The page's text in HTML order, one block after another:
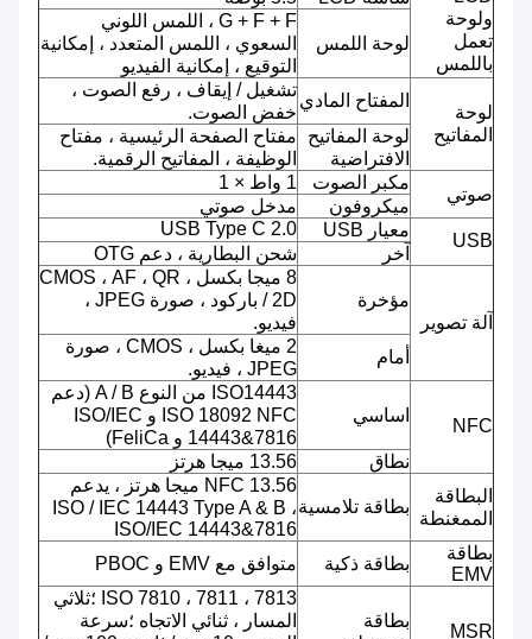
ولوحة
تعمل
باللمس
لوحة اللمس
G + F + F ، اللمس اللوني
السعوي ، اللمس المتعدد ، إمكانية
التوقيع ، إمكانية الفيديو
لوحة
المفاتيح
المفتاح المادي
تشغيل / إيقاف ، رفع الصوت ،
خفض الصوت.
لوحة المفاتيح
الافتراضية
مفتاح الصفحة الرئيسية ، مفتاح
الوظيفة ، المفاتيح الرقمية.
صوتي
مكبر الصوت
1 واط × 1
ميكروفون
مدخل صوتي
USB
معيار USB
USB Type C 2.0
آخر
شحن البطارية ، دعم OTG
آلة تصوير
مؤخرة
8 ميجا بكسل ، CMOS ، AF ، QR
/ 2D باركود ، صورة JPEG ،
فيديو.
أمام
2 ميغا بكسل ، CMOS ، صورة
JPEG ، فيديو.
NFC
اساسي
ISO14443 من النوع A / B (دعم
ISO 18092 NFC و ISO/IEC
14443&7816 و FeliCa)
نطاق
13.56 ميجا هرتز
البطاقة
الممغنطة
بطاقة تلامسية
NFC 13.56 ميجا هرتز ، يدعم
ISO / IEC 14443 Type A & B ،
ISO/IEC 14443&7816
بطاقة
EMV
بطاقة ذكية متوافق مع EMV و PBOC
MSR
بطاقة
ISO 7810 ، 7811 ، 7813 ؛ثلاثي
المسار ، ثنائي الاتجاه ؛سرعة